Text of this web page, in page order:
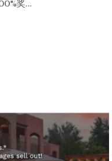
奖…